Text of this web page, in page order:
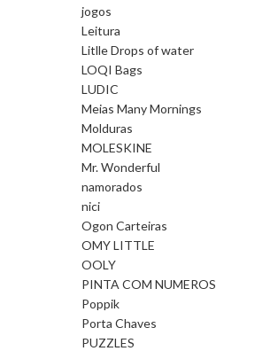
jogos
Leitura
Litlle Drops of water
LOQI Bags
LUDIC
Meias Many Mornings
Molduras
MOLESKINE
Mr. Wonderful
namorados
nici
Ogon Carteiras
OMY LITTLE
OOLY
PINTA COM NUMEROS
Poppik
Porta Chaves
PUZZLES